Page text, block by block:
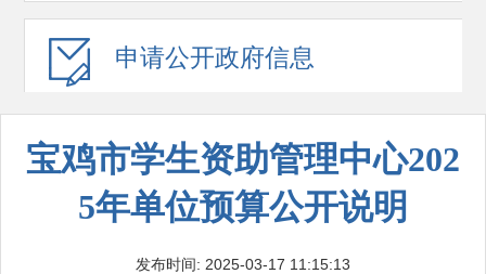
申请公开政府信息
宝鸡市学生资助管理中心202
5年单位预算公开说明
发布时间: 2025-03-17 11:15:13